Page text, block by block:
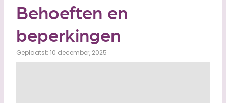
Behoeften en
beperkingen
Geplaatst: 10 december, 2025